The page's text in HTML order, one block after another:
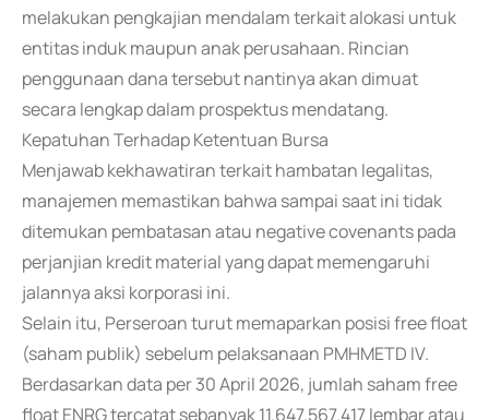
melakukan pengkajian mendalam terkait alokasi untuk
entitas induk maupun anak perusahaan. Rincian
penggunaan dana tersebut nantinya akan dimuat
secara lengkap dalam prospektus mendatang.
Kepatuhan Terhadap Ketentuan Bursa
Menjawab kekhawatiran terkait hambatan legalitas,
manajemen memastikan bahwa sampai saat ini tidak
ditemukan pembatasan atau negative covenants pada
perjanjian kredit material yang dapat memengaruhi
jalannya aksi korporasi ini.
Selain itu, Perseroan turut memaparkan posisi free float
(saham publik) sebelum pelaksanaan PMHMETD IV.
Berdasarkan data per 30 April 2026, jumlah saham free
float ENRG tercatat sebanyak 11.647.567.417 lembar atau